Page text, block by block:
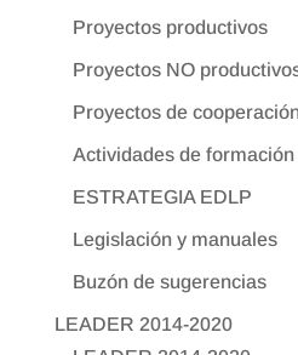
Proyectos productivos
Proyectos NO
Proyectos de
Actividades de formación
ESTRATEGIA EDLP
Legislación y manuales
Buzón de sugerencias
LEADER 2014-2020